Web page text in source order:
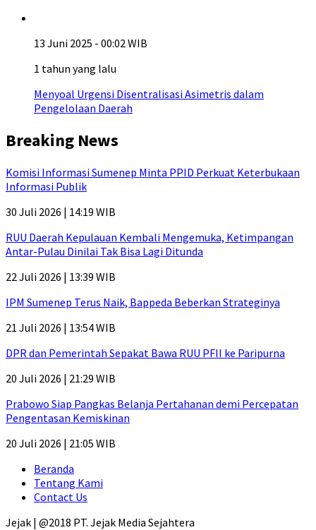
13 Juni 2025 - 00:02 WIB
1 tahun yang lalu
Menyoal Urgensi Disentralisasi Asimetris dalam
Pengelolaan Daerah
Breaking News
Komisi Informasi Sumenep Minta PPID Perkuat Keterbukaan
Informasi Publik
30 Juli 2026 | 14:19 WIB
RUU Daerah Kepulauan Kembali Mengemuka, Ketimpangan
Antar-Pulau Dinilai Tak Bisa Lagi Ditunda
22 Juli 2026 | 13:39 WIB
IPM Sumenep Terus Naik, Bappeda Beberkan Strateginya
21 Juli 2026 | 13:54 WIB
DPR dan Pemerintah Sepakat Bawa RUU PFII ke Paripurna
20 Juli 2026 | 21:29 WIB
Prabowo Siap Pangkas Belanja Pertahanan demi Percepatan
Pengentasan Kemiskinan
20 Juli 2026 | 21:05 WIB
Beranda
Tentang Kami
Contact Us
Jejak | @2018 PT. Jejak Media Sejahtera